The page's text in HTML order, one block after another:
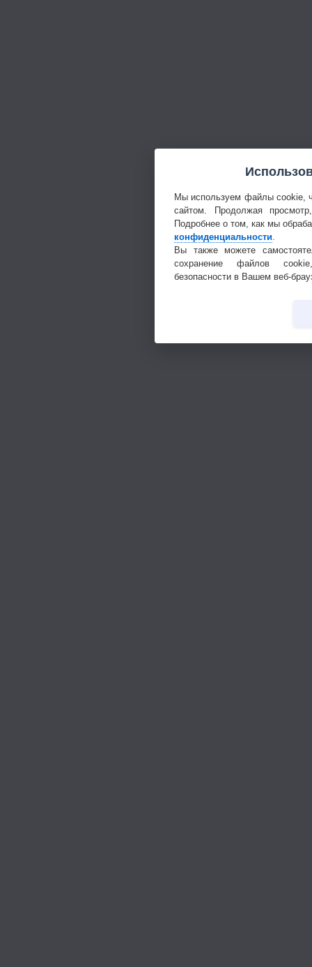
Мы используем файлы cookie,
сайтом. Продолжая
Подробнее о том, как мы
конфиденциальности
Вы также можете
сохранение файлов
безопасности в Вашем веб-